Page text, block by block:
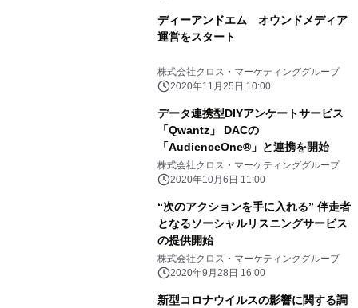
ディーアンドエム オウンドメディア
運営をスタート
株式会社クロス・マーケティンググループ
2020年11月25日 10:00
データ連携型DIYアンケートサービス
「Qwantz」 DACの
「AudienceOne®」と連携を開始
株式会社クロス・マーケティンググループ
2020年10月6日 11:00
“次のアクションを手に入れる” 伴走者
となるソーシャルリスニングサービス
の提供開始
株式会社クロス・マーケティンググループ
2020年9月28日 16:00
新型コロナウイルスの影響に関する調